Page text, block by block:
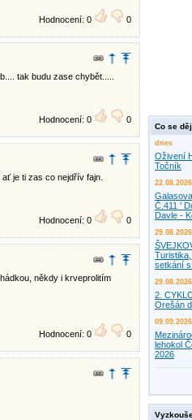
Hodnocení: 0 0
tak budu zase chybět.....
Hodnocení: 0 0
je ti zas co nejdřív fajn.
Hodnocení: 0 0
někdy i krveprolitím
Hodnocení: 0 0
Co se
dnes
Oživení
Točník
22.08.2026
Č.411 '
Davle -
29.08.2026
setkání
29.08.2026
2.
Orešán
09.09.2026
lehokol
2026